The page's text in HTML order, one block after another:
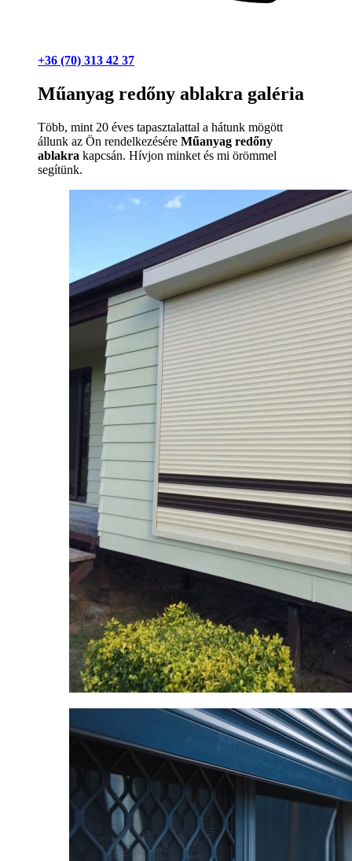
+36 (70) 313 42 37
Műanyag redőny ablakra galéria
Több, mint 20 éves tapasztalattal a hátunk mögött
állunk az Ön rendelkezésére Műanyag redőny
ablakra kapcsán. Hívjon minket és mi örömmel
segítünk.